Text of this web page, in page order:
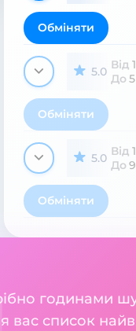
Обміняти
5.0 Від
До
Обміняти
5.0 Від
До
Обміняти
годинами
вас список